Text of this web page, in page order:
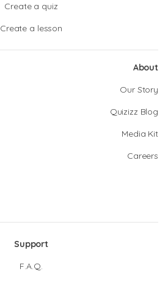
Create a quiz
Create a lesson
About
Our Story
Quizizz Blog
Media Kit
Careers
Support
F.A.Q.